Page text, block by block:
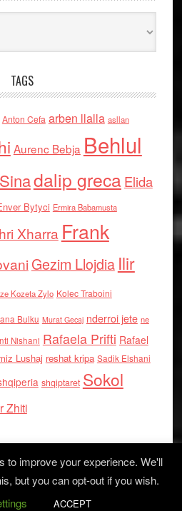
TAGS
Anton Cefa arben llalla asllan
Aurenc Bebja Behlul
dalip grecaElida
Bytyci Ermira Babamusta
Xharra Frank
Gezim Llojdia Ilir
Kozeta Zylo Kolec Traboini
Bulku Murat Gecaj nderroi jete ne
Nishani Rafaela Prifti Rafael
Lushaj reshat kripa Sadik Elshani
shqiptaret Sokol
Zhiti
Log in
to improve your experience. We'll
but you can opt-out if you wish.
ACCEPT